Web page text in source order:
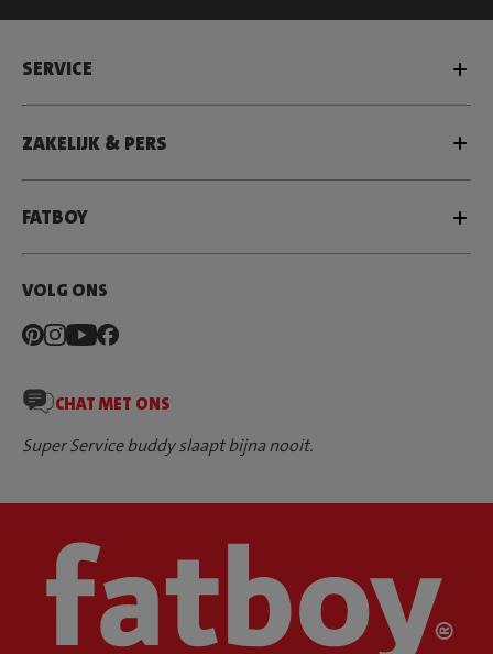
SERVICE
ZAKELIJK & PERS
FATBOY
VOLG ONS
CHAT MET ONS
Super Service buddy slaapt bijna nooit.